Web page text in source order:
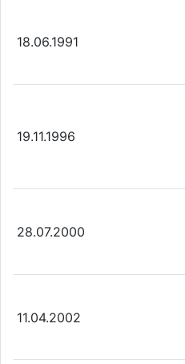
18.06.1991
19.11.1996
28.07.2000
11.04.2002